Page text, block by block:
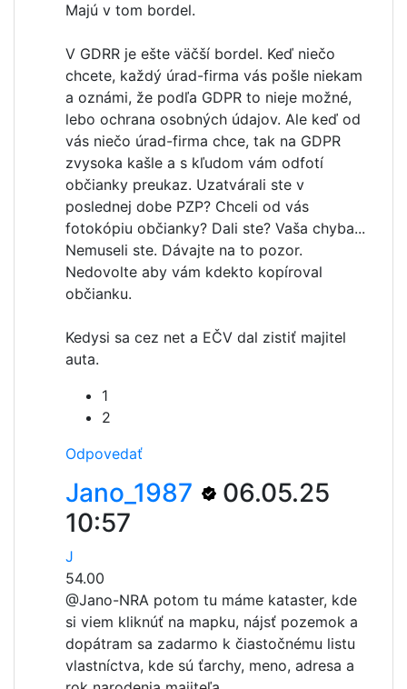
Majú v tom bordel.
V GDRR je ešte väčší bordel. Keď niečo
chcete, každý úrad-firma vás pošle niekam
a oznámi, že podľa GDPR to nieje možné,
lebo ochrana osobných údajov. Ale keď od
vás niečo úrad-firma chce, tak na GDPR
zvysoka kašle a s kľudom vám odfotí
občianky preukaz. Uzatvárali ste v
poslednej dobe PZP? Chceli od vás
fotokópiu občianky? Dali ste? Vaša chyba...
Nemuseli ste. Dávajte na to pozor.
Nedovolte aby vám kdekto kopíroval
občianku.
Kedysi sa cez net a EČV dal zistiť majitel
auta.
1
2
Odpovedať
Jano_1987
06.05.25
10:57
J
54.00
@Jano-NRA potom tu máme kataster, kde
si viem kliknúť na mapku, nájsť pozemok a
dopátram sa zadarmo k čiastočnému listu
vlastníctva, kde sú ťarchy, meno, adresa a